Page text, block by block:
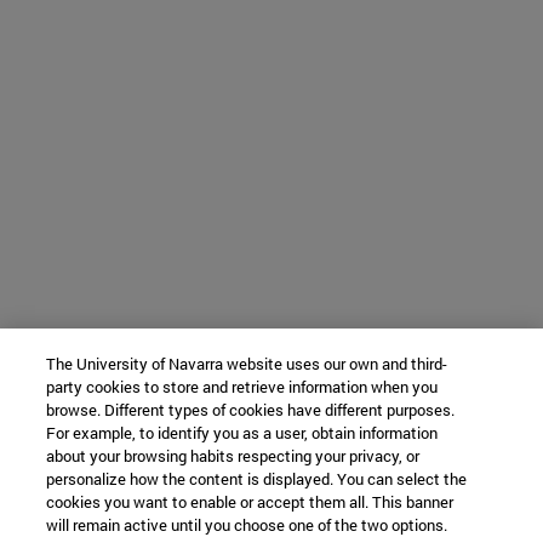
The University of Navarra website uses our own and third-
party cookies to store and retrieve information when you
browse. Different types of cookies have different purposes.
For example, to identify you as a user, obtain information
about your browsing habits respecting your privacy, or
personalize how the content is displayed. You can select the
cookies you want to enable or accept them all. This banner
will remain active until you choose one of the two options.